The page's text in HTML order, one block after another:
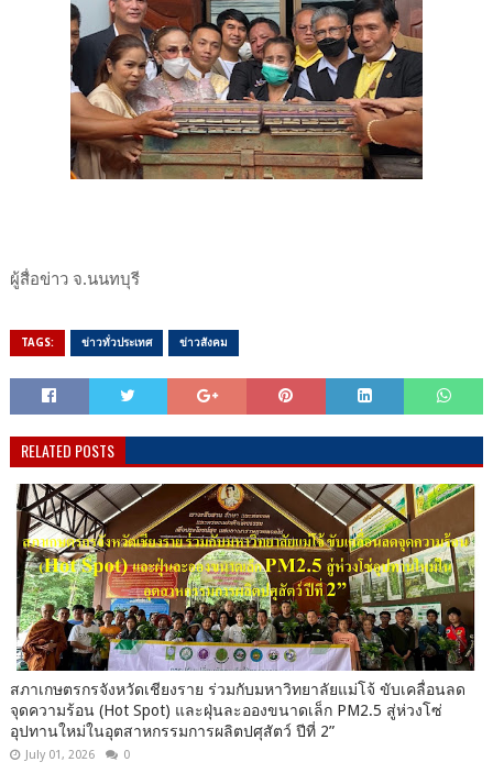
ผู้สื่อข่าว จ.นนทบุรี
TAGS: ข่าวทั่วประเทศ ข่าวสังคม
RELATED POSTS
สภาเกษตรกรจังหวัดเชียงราย ร่วมกับมหาวิทยาลัยแม่โจ้ ขับเคลื่อนลด
จุดความร้อน (Hot Spot) และฝุ่นละอองขนาดเล็ก PM2.5 สู่ห่วงโซ่
อุปทานใหม่ในอุตสาหกรรมการผลิตปศุสัตว์ ปีที่ 2”
July 01, 2026 0